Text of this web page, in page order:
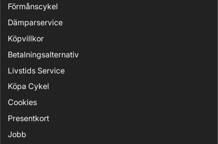
Förmånscykel
Dämparservice
Köpvillkor
Betalningsalternativ
Livstids Service
Köpa Cykel
Cookies
Presentkort
Jobb